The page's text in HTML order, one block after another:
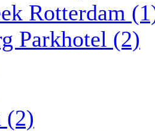
Rotterdam
Parkhotel (2)
(2)